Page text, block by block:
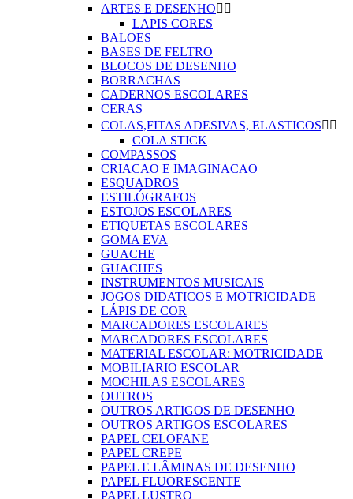
ARTES E DESENHO 
LAPIS CORES
BALOES
BASES DE FELTRO
BLOCOS DE DESENHO
BORRACHAS
CADERNOS ESCOLARES
CERAS
COLAS,FITAS ADESIVAS, ELASTICOS 
COLA STICK
COMPASSOS
CRIACAO E IMAGINACAO
ESQUADROS
ESTILÓGRAFOS
ESTOJOS ESCOLARES
ETIQUETAS ESCOLARES
GOMA EVA
GUACHE
GUACHES
INSTRUMENTOS MUSICAIS
JOGOS DIDATICOS E MOTRICIDADE
LÁPIS DE COR
MARCADORES ESCOLARES
MARCADORES ESCOLARES
MATERIAL ESCOLAR: MOTRICIDADE
MOBILIARIO ESCOLAR
MOCHILAS ESCOLARES
OUTROS
OUTROS ARTIGOS DE DESENHO
OUTROS ARTIGOS ESCOLARES
PAPEL CELOFANE
PAPEL CREPE
PAPEL E LÂMINAS DE DESENHO
PAPEL FLUORESCENTE
PAPEL LUSTRO